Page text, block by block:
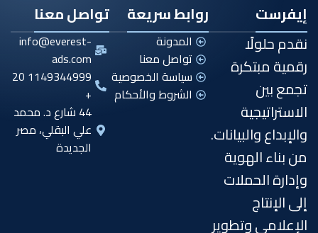
إيفرست
نقدم حلولًا
رقمية مبتكرة
تجمع بين
الاستراتيجية
والإبداع والبيانات.
من بناء الهوية
وإدارة الحملات
إلى الإنتاج
الإعلامي وتطوير
روابط سريعة
المدونة
تواصل معنا
سياسة الخصوصية
الشروط والأحكام
تواصل معنا
info@everest-
ads.com
1149344999 20
+
44 شارع د. محمد
علي البقلي، مصر
الجديدة